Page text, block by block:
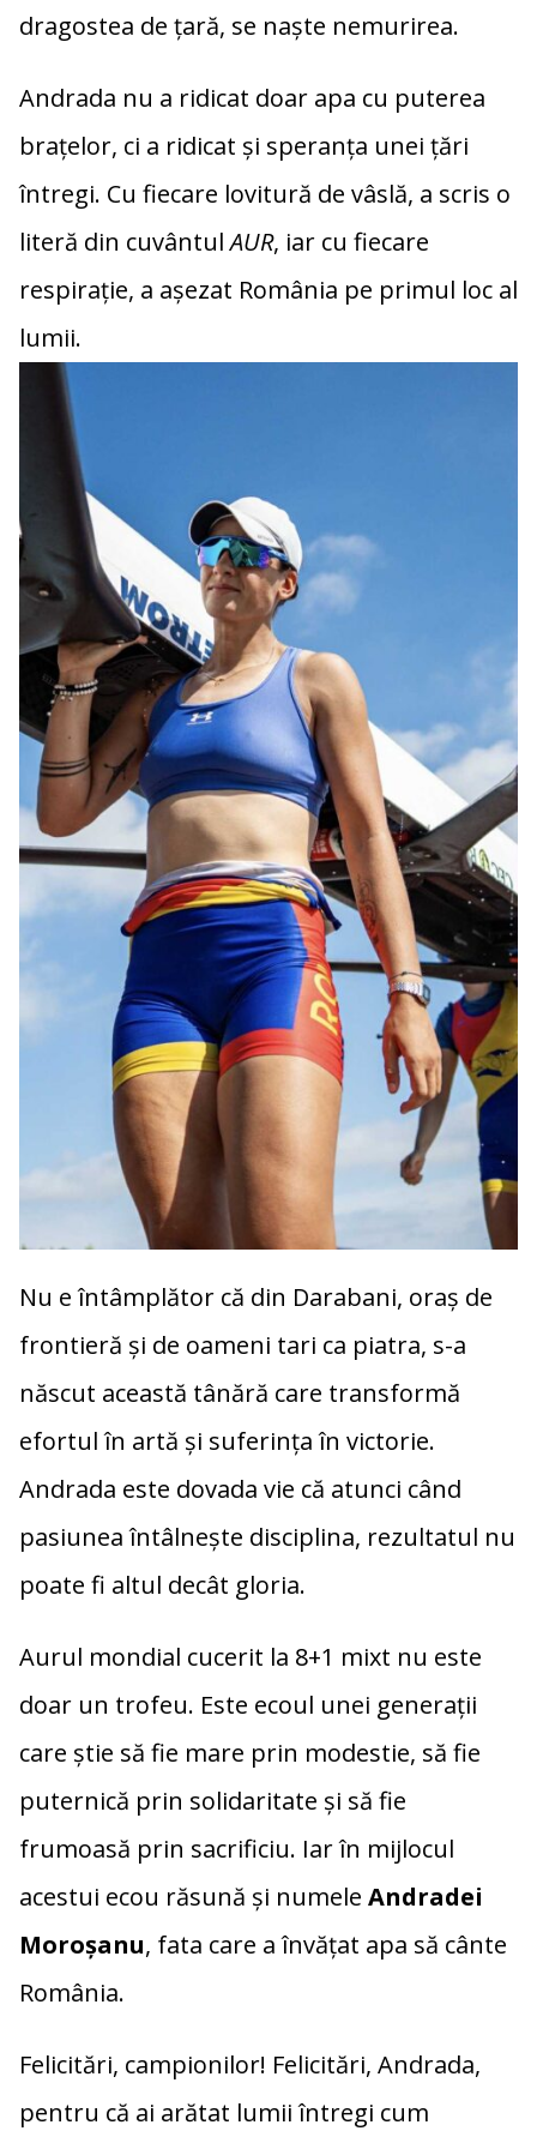
dragostea de țară, se naște nemurirea.
Andrada nu a ridicat doar apa cu puterea
brațelor, ci a ridicat și speranța unei țări
întregi. Cu fiecare lovitură de vâslă, a scris o
literă din cuvântulAUR, iar cu fiecare
respirație, a așezat România pe primul loc al
lumii.
Nu e întâmplător că din Darabani, oraș de
frontieră și de oameni tari ca piatra, s-a
născut această tânără care transformă
efortul în artă și suferința în victorie.
Andrada este dovada vie că atunci când
pasiunea întâlnește disciplina, rezultatul nu
poate fi altul decât gloria.
Aurul mondial cucerit la 8+1 mixt nu este
doar un trofeu. Este ecoul unei generații
care știe să fie mare prin modestie, să fie
puternică prin solidaritate și să fie
frumoasă prin sacrificiu. Iar în mijlocul
acestui ecou răsună și numele Andradei
Moroșanu, fata care a învățat apa să cânte
România.
Felicitări, campionilor! Felicitări, Andrada,
pentru că ai arătat lumii întregi cum